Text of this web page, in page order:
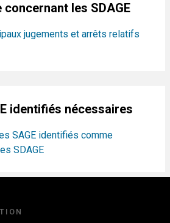
les SDAGE
jugements et arrêts relatifs
identifiés nécessaires
SAGE identifiés comme
SDAGE